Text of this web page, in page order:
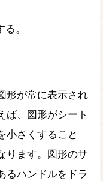
。
形が常に表示され
ば、図形がシート
小さくすること
ります。図形のサ
るハンドルをドラ